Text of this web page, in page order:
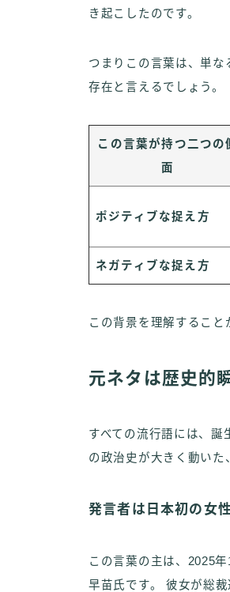
き起こしたのです。
つまりこの言葉は、単な
存在と言えるでしょう。
この言葉が持つ二つの
面
ポジティブな捉え方
ネガティブな捉え方
この背景を理解すること
元ネタは歴史的
すべての流行語には、誕
の政治史が大きく動いた
発言者は日本初の女
この言葉の主は、2025
早苗氏です。 彼女が総